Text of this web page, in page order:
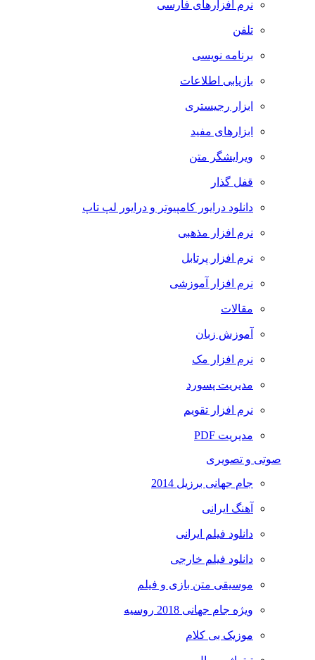
نرم افزارهای فارسی
تلفن
برنامه نویسی
بازیابی اطلاعات
ابزار رجیستری
ابزارهای مفید
ویرایشگر متن
قفل گذار
دانلود درایور کامپیوتر و درایور لپ تاپ
نرم افزار مذهبی
نرم افزار پرتابل
نرم افزار آموزشی
مقالات
آموزش زبان
نرم افزار مک
مدیریت پسورد
نرم افزار تقویم
مدیریت PDF
صوتی و تصویری
جام جهانی برزیل 2014
آهنگ ایرانی
دانلود فیلم ایرانی
دانلود فیلم خارجی
موسیقی متن بازی و فیلم
ویژه جام جهانی 2018 روسیه
موزیک بی کلام